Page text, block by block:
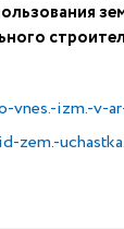
vnes.-izm.-v-
zem.-